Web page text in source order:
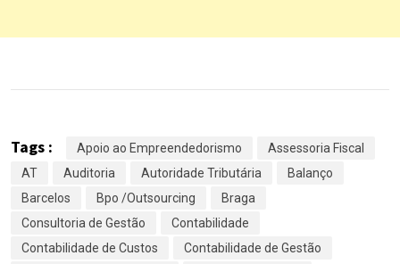
Tags : Apoio ao Empreendedorismo
Assessoria Fiscal
AT
Auditoria Autoridade Tributária
Balanço
Barcelos
Bpo /Outsourcing
Braga
Consultoria de Gestão
Contabilidade
Contabilidade de Custos
Contabilidade de Gestão